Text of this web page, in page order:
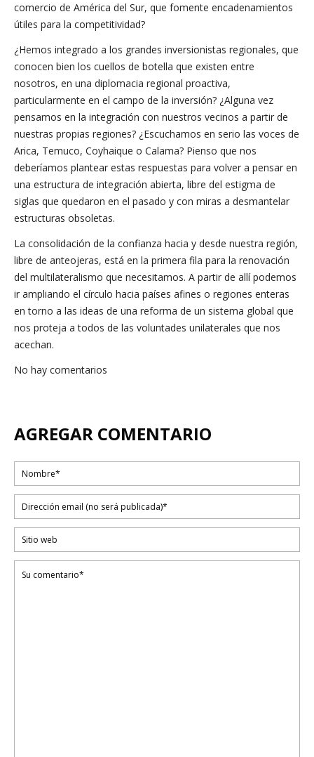
comercio de América del Sur, que fomente encadenamientos
útiles para la competitividad?
¿Hemos integrado a los grandes inversionistas regionales, que
conocen bien los cuellos de botella que existen entre
nosotros, en una diplomacia regional proactiva,
particularmente en el campo de la inversión? ¿Alguna vez
pensamos en la integración con nuestros vecinos a partir de
nuestras propias regiones? ¿Escuchamos en serio las voces de
Arica, Temuco, Coyhaique o Calama? Pienso que nos
deberíamos plantear estas respuestas para volver a pensar en
una estructura de integración abierta, libre del estigma de
siglas que quedaron en el pasado y con miras a desmantelar
estructuras obsoletas.
La consolidación de la confianza hacia y desde nuestra región,
libre de anteojeras, está en la primera fila para la renovación
del multilateralismo que necesitamos. A partir de allí podemos
ir ampliando el círculo hacia países afines o regiones enteras
en torno a las ideas de una reforma de un sistema global que
nos proteja a todos de las voluntades unilaterales que nos
acechan.
No hay comentarios
AGREGAR COMENTARIO